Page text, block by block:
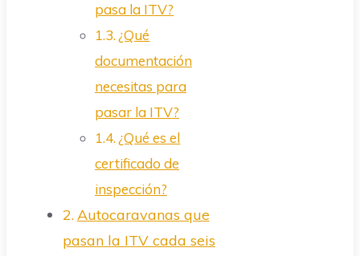
pasa la ITV?
¿Qué
documentación
necesitas para
pasar la ITV?
¿Qué es el
certificado de
inspección?
Autocaravanas que
pasan la ITV cada seis